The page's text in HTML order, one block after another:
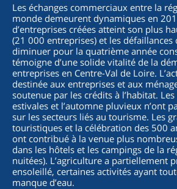
Les échanges commerciaux entre la
monde demeurent dynamiques en
d’entreprises créées atteint son plus
(21 000 entreprises) et les
diminuer pour la quatrième année
témoigne d’une solide vitalité de la
entreprises en Centre-Val de Loire.
destinée aux entreprises et aux
soutenue par les crédits à l’habitat.
estivales et l’automne pluvieux n’ont
sur les secteurs liés au tourisme. Les
touristiques et la célébration des 500
ont contribué à la venue plus
dans les hôtels et les campings de la
nuitées). L’agriculture a partiellement
ensoleillé, certaines activités ayant
manque d’eau.